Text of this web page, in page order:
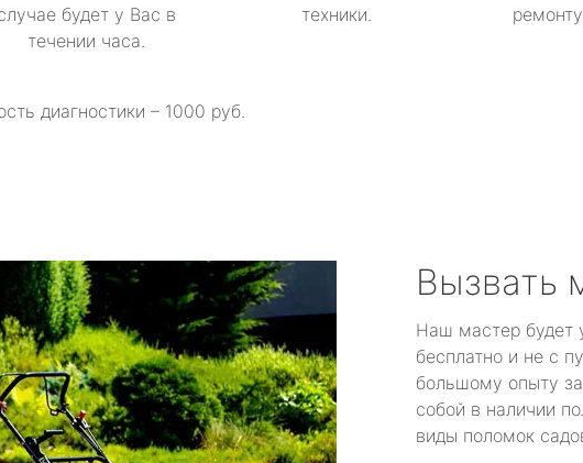
будет у Вас в
течении часа.
техники.
диагностики – 1000 руб.
Вызвать
Наш мастер будет
бесплатно и не с
большому опыту
собой в наличии
виды поломок